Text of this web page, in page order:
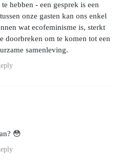
hebben - een gesprek is een
onze gasten kan ons enkel
wat ecofeminisme is, sterkt
doorbreken om te komen tot een
samenleving.
😳